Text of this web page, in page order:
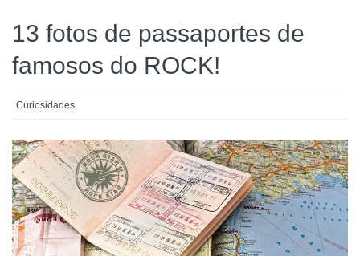
13 fotos de passaportes de
famosos do ROCK!
Curiosidades